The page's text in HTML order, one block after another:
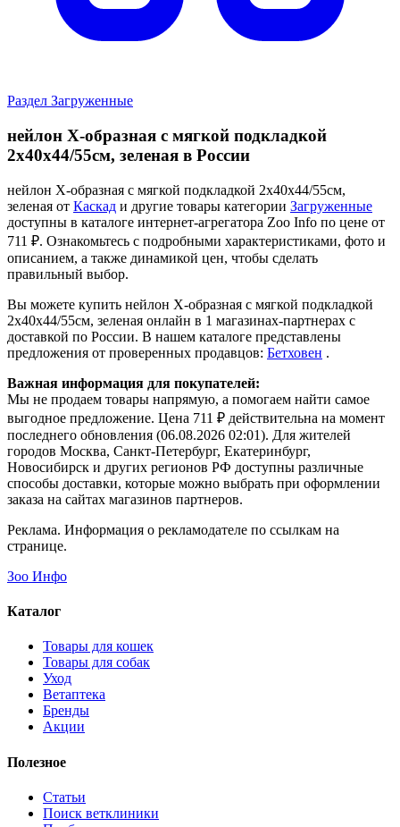
Раздел Загруженные
нейлон Х-образная с мягкой подкладкой
2х40х44/55см, зеленая в России
нейлон Х-образная с мягкой подкладкой 2х40х44/55см,
зеленая от Каскад и другие товары категории Загруженные
доступны в каталоге интернет-агрегатора Zoo Info по цене от
711 ₽. Ознакомьтесь с подробными характеристиками, фото и
описанием, а также динамикой цен, чтобы сделать
правильный выбор.
Вы можете купить нейлон Х-образная с мягкой подкладкой
2х40х44/55см, зеленая онлайн в 1 магазинах-партнерах с
доставкой по России. В нашем каталоге представлены
предложения от проверенных продавцов: Бетховен .
Важная информация для покупателей:
Мы не продаем товары напрямую, а помогаем найти самое
выгодное предложение. Цена 711 ₽ действительна на момент
последнего обновления (06.08.2026 02:01). Для жителей
городов Москва, Санкт-Петербург, Екатеринбург,
Новосибирск и других регионов РФ доступны различные
способы доставки, которые можно выбрать при оформлении
заказа на сайтах магазинов партнеров.
Реклама. Информация о рекламодателе по ссылкам на
странице.
Зоо Инфо
Каталог
Товары для кошек
Товары для собак
Уход
Ветаптека
Бренды
Акции
Полезное
Статьи
Поиск ветклиники